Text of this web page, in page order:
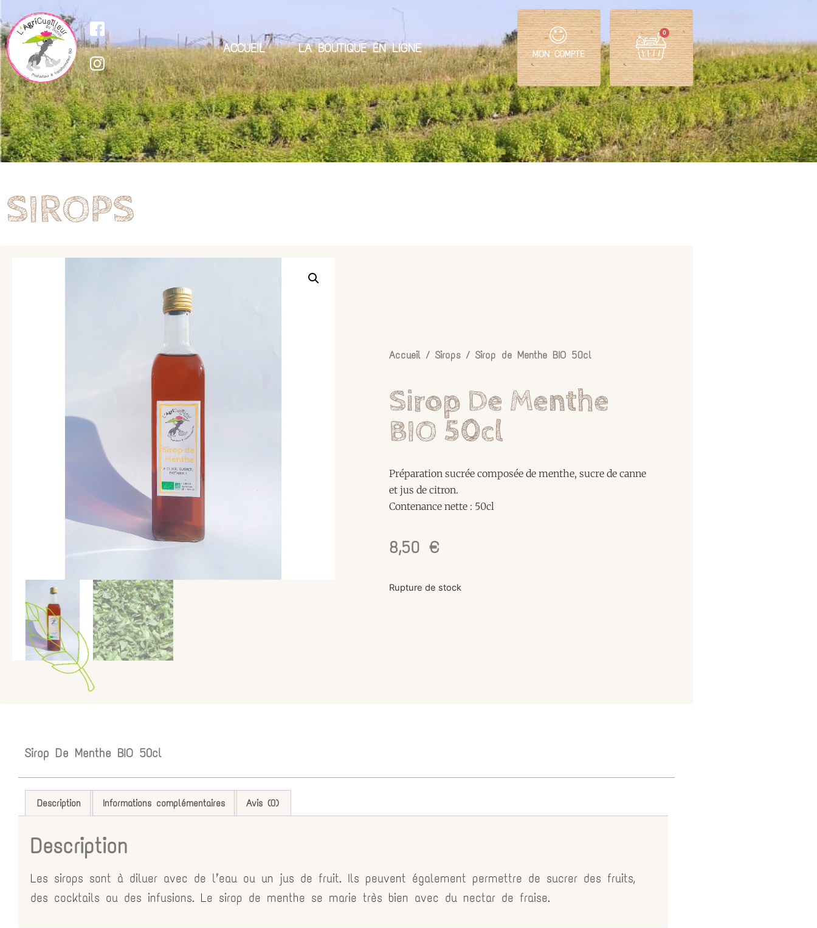
ACCUEIL LA BOUTIQUE EN LIGNE MON COMPTE
0
SIROPS
Accueil / Sirops / Sirop de Menthe BIO 50cl
Sirop De Menthe
BIO 50cl
Préparation sucrée composée de menthe, sucre de canne
et jus de citron.
Contenance nette : 50cl
8,50 €
Rupture de stock
Sirop De Menthe BIO 50cl
Description Informations complémentaires Avis (0)
Description
Les sirops sont à diluer avec de l’eau ou un jus de fruit. Ils peuvent également permettre de sucrer des fruits,
des cocktails ou des infusions. Le sirop de menthe se marie très bien avec du nectar de fraise.